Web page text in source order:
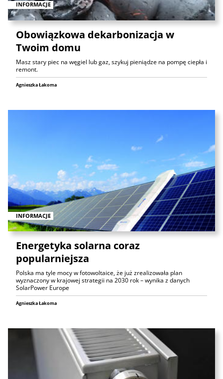
INFORMACJE
Obowiązkowa dekarbonizacja w
Twoim domu
Masz stary piec na węgiel lub gaz, szykuj pieniądze na pompę ciepła i
remont.
Agnieszka Łakoma
INFORMACJE
Energetyka solarna coraz
popularniejsza
Polska ma tyle mocy w fotowoltaice, że już zrealizowała plan
wyznaczony w krajowej strategii na 2030 rok – wynika z danych
SolarPower Europe
Agnieszka Łakoma